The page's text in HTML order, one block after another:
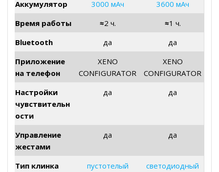
Аккумулятор 3000 мАч
3600 мАч
Время работы
≈2 ч. ≈1 ч.
Bluetooth
да
да
Приложение
на телефон
XENO
CONFIGURATOR
XENO
CONFIGURATOR
Настройки
чувствительн
ости
да да
Управление
жестами
да да
Тип клинка пустотелый
светодиодный